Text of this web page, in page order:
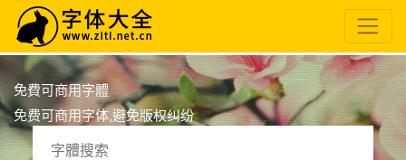
免費可商用字體
免费可商用字体,避免版权纠纷